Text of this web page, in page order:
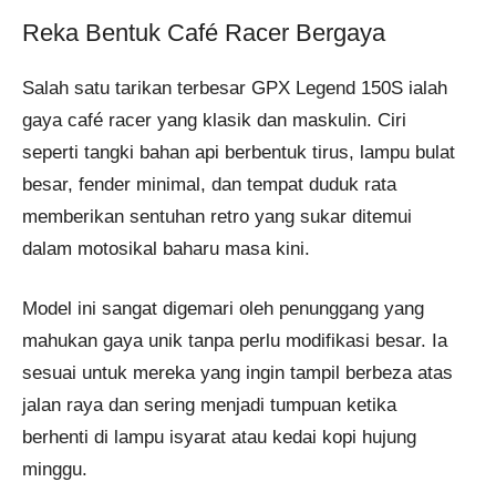
Reka Bentuk Café Racer Bergaya
Salah satu tarikan terbesar GPX Legend 150S ialah
gaya café racer yang klasik dan maskulin. Ciri
seperti tangki bahan api berbentuk tirus, lampu bulat
besar, fender minimal, dan tempat duduk rata
memberikan sentuhan retro yang sukar ditemui
dalam motosikal baharu masa kini.
Model ini sangat digemari oleh penunggang yang
mahukan gaya unik tanpa perlu modifikasi besar. Ia
sesuai untuk mereka yang ingin tampil berbeza atas
jalan raya dan sering menjadi tumpuan ketika
berhenti di lampu isyarat atau kedai kopi hujung
minggu.